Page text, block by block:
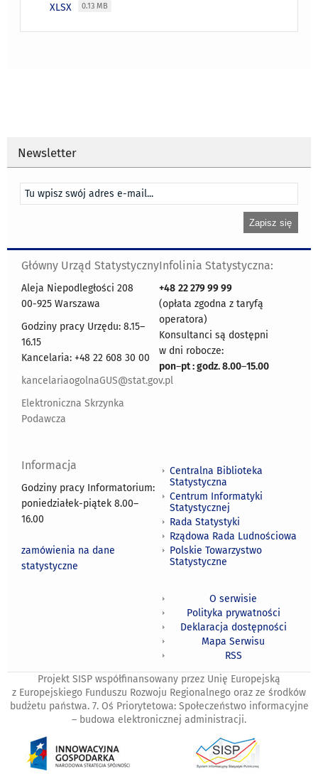
XLSX
0.13 MB
Newsletter
Główny Urząd Statystyczny
Aleja Niepodległości 208
00-925 Warszawa
Godziny pracy Urzędu: 8.15–
16.15
Kancelaria: +48 22 608 30 00
kancelariaogolnaGUS@stat.gov.pl
Elektroniczna Skrzynka
Podawcza
Infolinia Statystyczna:
+48 22 279 99 99
(opłata zgodna z taryfą
operatora)
Konsultanci są dostępni
w dni robocze:
pon–pt : godz. 8.00–15.00
Informacja
Godziny pracy Informatorium:
poniedziałek-piątek 8.00–
16.00
zamówienia na dane
statystyczne
Centralna Biblioteka
Statystyczna
Centrum Informatyki
Statystycznej
Rada Statystyki
Rządowa Rada Ludnościowa
Polskie Towarzystwo
Statystyczne
O serwisie
Polityka prywatności
Deklaracja dostępności
Mapa Serwisu
RSS
Projekt SISP współfinansowany przez Unię Europejską
z Europejskiego Funduszu Rozwoju Regionalnego oraz ze środków
budżetu państwa. 7. Oś Priorytetowa: Społeczeństwo informacyjne
– budowa elektronicznej administracji.